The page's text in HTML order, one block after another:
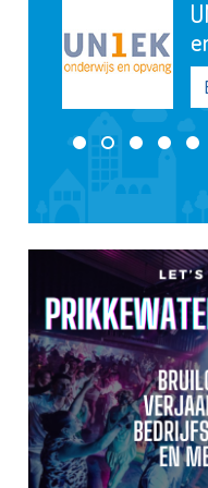
en Opvang